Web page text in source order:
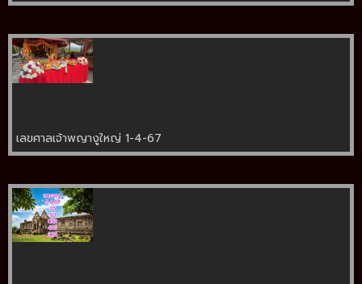
เลขศาลเจ้าพญางูใหญ่ 1-4-67